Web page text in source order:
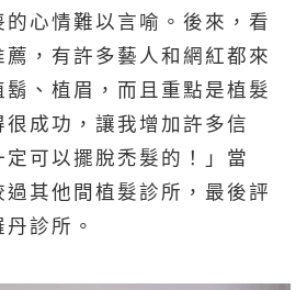
心情難以言喻。後來，看
，有許多藝人和網紅都來
、植眉，而且重點是植髮
成功，讓我增加許多信
可以擺脫禿髮的！」當
其他間植髮診所，最後評
診所。